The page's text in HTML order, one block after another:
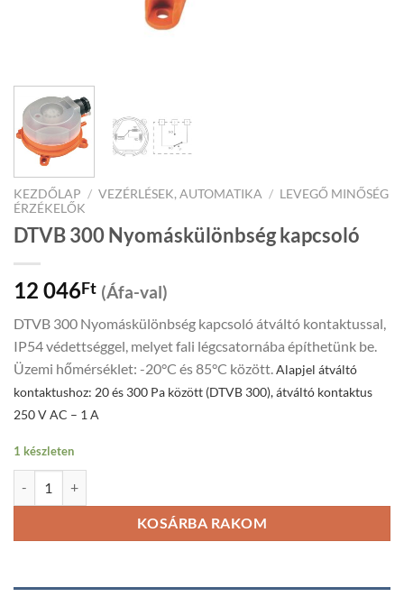
KEZDŐLAP / VEZÉRLÉSEK, AUTOMATIKA / LEVEGŐ MINŐSÉG
ÉRZÉKELŐK
DTVB 300 Nyomáskülönbség kapcsoló
12 046Ft (Áfa-val)
DTVB 300 Nyomáskülönbség kapcsoló átváltó kontaktussal,
IP54 védettséggel, melyet fali légcsatornába építhetünk be.
Üzemi hőmérséklet: -20°C és 85°C között.Alapjel átváltó
kontaktushoz: 20 és 300 Pa között (DTVB 300), átváltó kontaktus
250 V AC – 1 A
1 készleten
KOSÁRBA RAKOM